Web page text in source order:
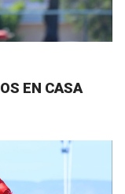
EN CASA